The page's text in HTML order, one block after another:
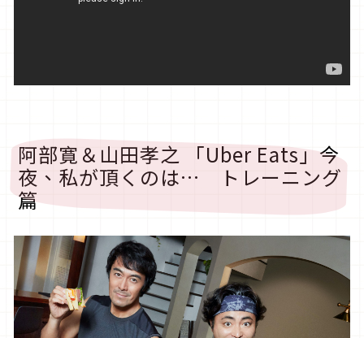
阿部寛＆山田孝之 「Uber Eats」今
夜、私が頂くのは… トレーニング
篇